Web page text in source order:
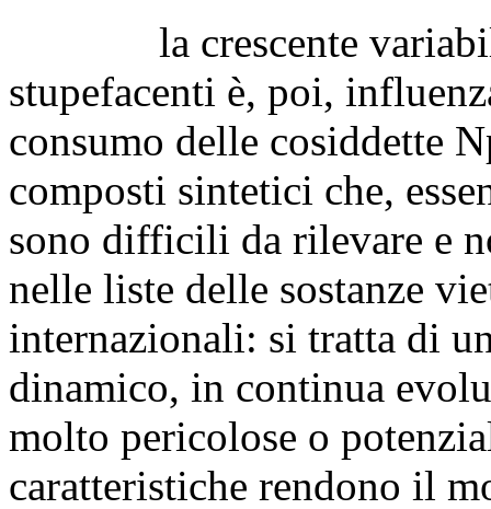
la crescente variabilità
stupefacenti è, poi,
consumo delle cosiddette
composti sintetici che,
sono difficili da rilevare e
nelle liste delle sostanze
internazionali: si tratta di
dinamico, in continua
molto pericolose o
caratteristiche rendono il